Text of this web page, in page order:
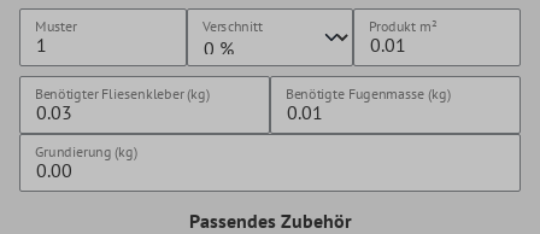
Muster Verschnitt Produkt m²
Benötigter Fliesenkleber (kg) Benötigte Fugenmasse (kg)
Grundierung (kg)
Passendes Zubehör